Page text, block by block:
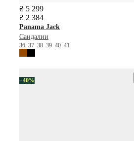
₴ 5 299
₴ 2 384
Panama Jack
Сандалии
36 37 38 39 40 41
−40%